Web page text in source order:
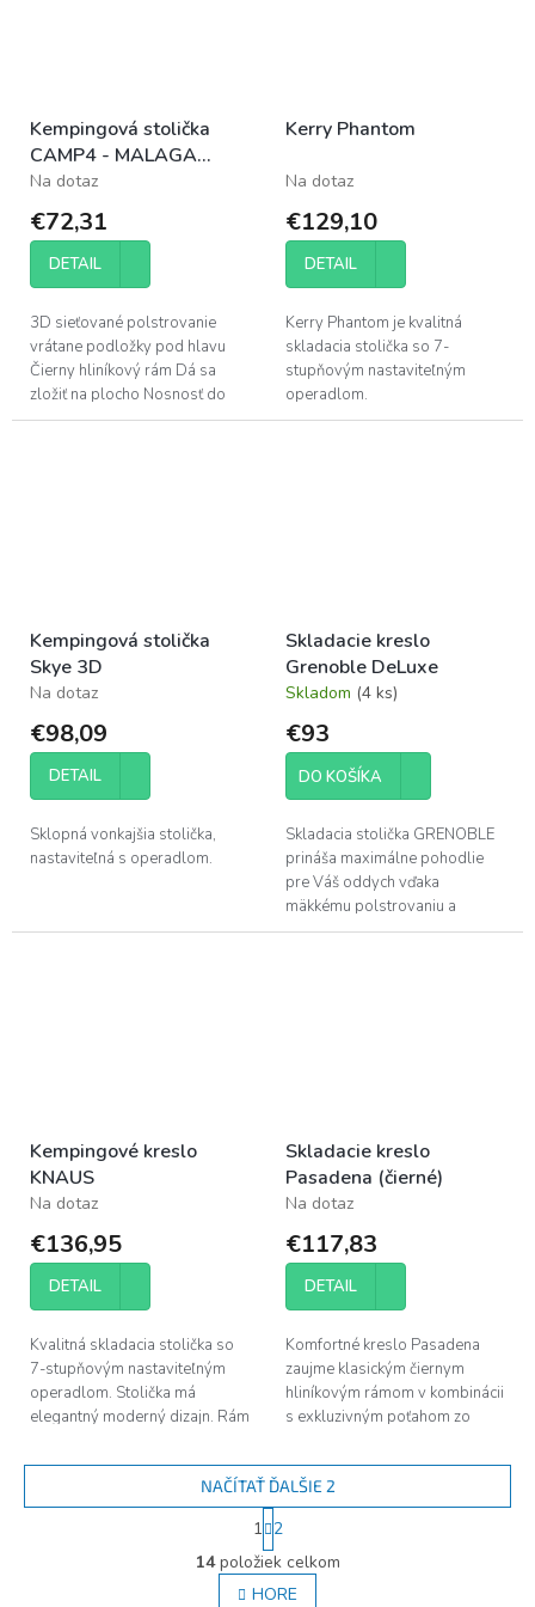
Kempingová stolička
CAMP4 - MALAGA
čierna 120kg
Na dotaz
€72,31
DETAIL
3D sieťované polstrovanie
vrátane podložky pod hlavu
Čierny hliníkový rám Dá sa
zložiť na plocho Nosnosť do
120 kg 5 polôh nastavenia
Kerry Phantom
Na dotaz
€129,10
DETAIL
Kerry Phantom je kvalitná
skladacia stolička so 7-
stupňovým nastaviteľným
operadlom.
Kempingová stolička
Skye 3D
Na dotaz
€98,09
DETAIL
Sklopná vonkajšia stolička,
nastaviteľná s operadlom.
Skladacie kreslo
Grenoble DeLuxe
Skladom (4 ks)
€93
DO KOŠÍKA
Skladacia stolička GRENOBLE
prináša maximálne pohodlie
pre Váš oddych vďaka
mäkkému polstrovaniu a
vysokému operadlu, ktoré si
Kempingové kreslo
KNAUS
Na dotaz
€136,95
DETAIL
Kvalitná skladacia stolička so
7-stupňovým nastaviteľným
operadlom. Stolička má
elegantný moderný dizajn. Rám
umožňuje veľmi plochú veľkosť
Skladacie kreslo
Pasadena (čierné)
Na dotaz
€117,83
DETAIL
Komfortné kreslo Pasadena
zaujme klasickým čiernym
hliníkovým rámom v kombinácii
s exkluzivným poťahom zo
hlavy je individuálne až 6x
nastaviteľná a...
O
v
l
NAČÍTAŤ ĎALŠIE 2
S
t
r
á
n
1 2
14položiek celkom
HORE